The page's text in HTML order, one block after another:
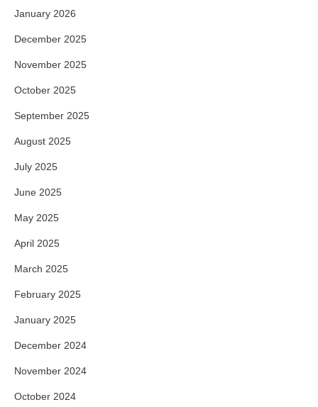
January 2026
December 2025
November 2025
October 2025
September 2025
August 2025
July 2025
June 2025
May 2025
April 2025
March 2025
February 2025
January 2025
December 2024
November 2024
October 2024